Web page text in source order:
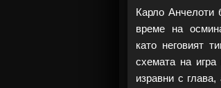
Карло Анчелоти
време на
като неговият
схемата на
изравни с